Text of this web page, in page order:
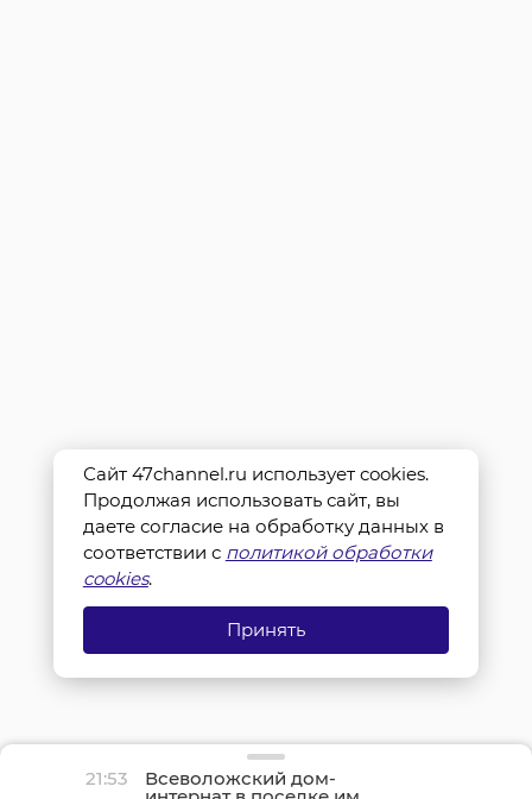
21:53 Всеволожский дом-
Сайт 47channel.ru использует cookies.
Продолжая использовать сайт, вы
даете согласие на обработку данных в
соответствии с политикой обработки
cookies.
Принять